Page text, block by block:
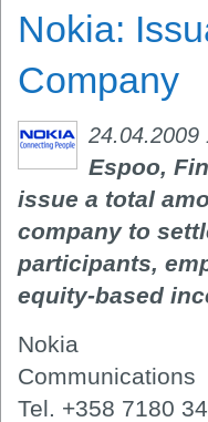
Nokia:
Company
24.04.2009
Espoo,
issue a total
company to
participants,
equity-based
Nokia
Communications
Tel. +358 7180